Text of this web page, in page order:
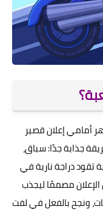
أمامي إعلان قصير
جذابة جدًا: سباق،
دراجة نارية في
مصممًا ليجذب
ونجح بالفعل في لفت